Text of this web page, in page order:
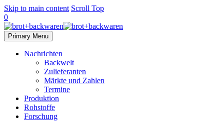
Skip to main content Scroll Top
0
Primary Menu
Nachrichten
Backwelt
Zulieferanten
Märkte und Zahlen
Termine
Produktion
Rohstoffe
Forschung